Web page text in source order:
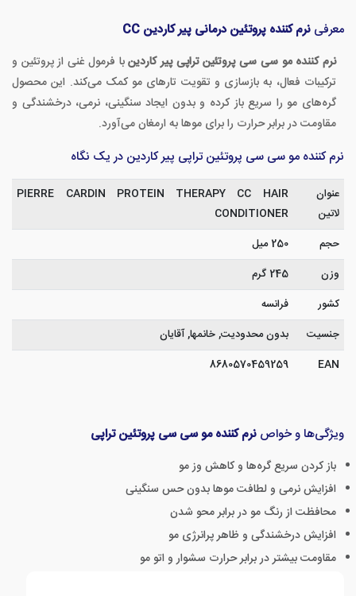
معرفی نرم کننده پروتئین درمانی پیر کاردین CC
نرم کننده مو سی سی پروتئین تراپی پیر کاردینبا فرمول غنی از پروتئین و
ترکیبات فعال، به بازسازی و تقویت تارهای مو کمک می‌کند. این محصول
گره‌های مو را سریع باز کرده و بدون ایجاد سنگینی، نرمی، درخشندگی و
مقاومت در برابر حرارت را برای موها به ارمغان می‌آورد.
نرم کننده مو سی سی پروتئین تراپی پیر کاردین در یک نگاه
عنوان
لاتین
PIERRE CARDIN PROTEIN THERAPY CC HAIR
CONDITIONER
حجم
250 میل
وزن
245 گرم
کشور
فرانسه
جنسیت
بدون محدودیت, خانمها, آقایان
EAN
8680570459259
ویژگی‌ها و خواص نرم کننده مو سی سی پروتئین تراپی
باز کردن سریع گره‌ها و کاهش وز مو
افزایش نرمی و لطافت موها بدون حس سنگینی
محافظت از رنگ مو در برابر محو شدن
افزایش درخشندگی و ظاهر پرانرژی مو
مقاومت بیشتر در برابر حرارت سشوار و اتو مو